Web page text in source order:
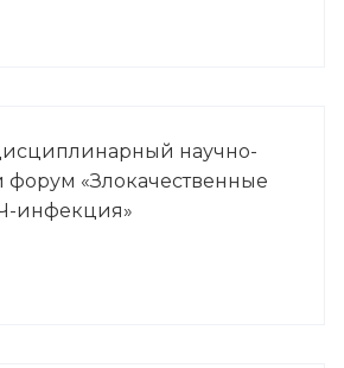
научно-
форум «Злокачественные
инфекция»